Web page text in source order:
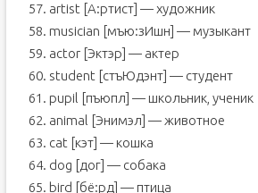
57. artist [А:ртист] — художник
58. musician [мъю:зИшн] — музыкант
59. actor [Эктэр] — актер
60. student [стъЮдэнт] — студент
61. pupil [пъюпл] — школьник, ученик
62. animal [Энимэл] — животное
63. cat [кэт] — кошка
64. dog [дог] — собака
65. bird [бё:рд] — птица